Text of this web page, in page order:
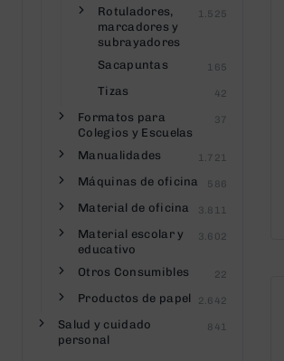
Rotuladores,
marcadores y
subrayadores
1.525
Sacapuntas 165
Tizas 42
Formatos para
Colegios y Escuelas
37
Manualidades 1.721
Máquinas de oficina 586
Material de oficina 3.811
Material escolar y
educativo
3.602
Otros Consumibles 22
Productos de papel 2.642
Salud y cuidado
personal
841